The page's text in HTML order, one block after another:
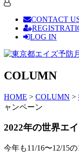
CONTACT
LOG IN
COLUMN
HOME > COLUMN >
ャンペーン
2022年の世界エ
今年も11/16〜12/15